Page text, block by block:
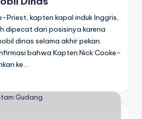
Priest, kapten kapal induk Inggris,
dipecat dari posisinya karena
dinas selama akhir pekan.
bahwa Kapten Nick Cooke-
ke…